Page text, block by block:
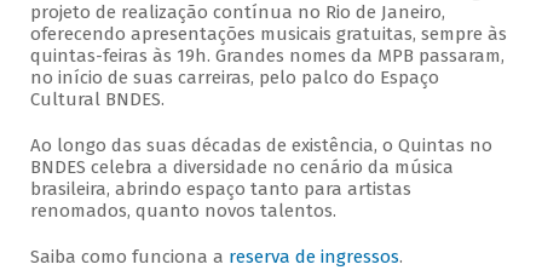
projeto de realização contínua no Rio de Janeiro,
oferecendo apresentações musicais gratuitas, sempre às
quintas-feiras às 19h. Grandes nomes da MPB passaram,
no início de suas carreiras, pelo palco do Espaço
Cultural BNDES.
Ao longo das suas décadas de existência, o Quintas no
BNDES celebra a diversidade no cenário da música
brasileira, abrindo espaço tanto para artistas
renomados, quanto novos talentos.
Saiba como funciona a reserva de ingressos.